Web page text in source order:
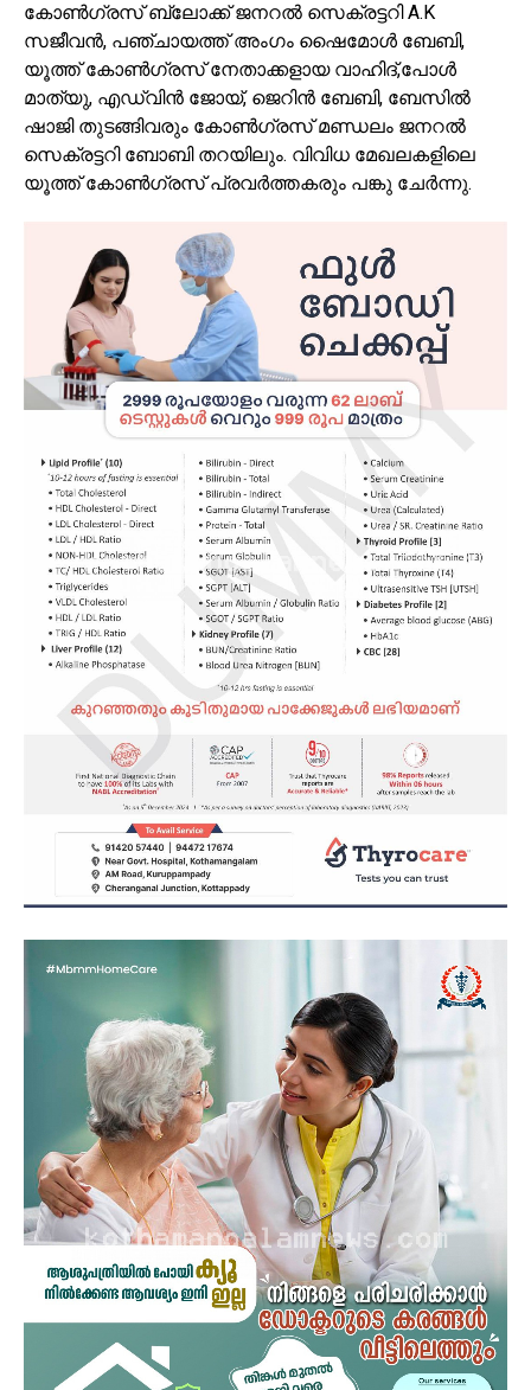
കോൺഗ്രസ്‌ ബ്ലോക്ക്‌ ജനറൽ സെക്രട്ടറി A.K
സജീവൻ, പഞ്ചായത്ത് അംഗം ഷൈമോൾ ബേബി,
യൂത്ത് കോൺഗ്രസ്‌ നേതാക്കളായ വാഹിദ്,പോൾ
മാത്യു, എഡ്വിൻ ജോയ്, ജെറിൻ ബേബി, ബേസിൽ
ഷാജി തുടങ്ങിവരും കോൺഗ്രസ്‌ മണ്ഡലം ജനറൽ
സെക്രട്ടറി ബോബി തറയിലും. വിവിധ മേഖലകളിലെ
യൂത്ത് കോൺഗ്രസ്‌ പ്രവർത്തകരും പങ്കു ചേർന്നു.